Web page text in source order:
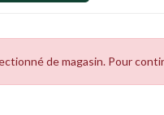
de magasin. Pour